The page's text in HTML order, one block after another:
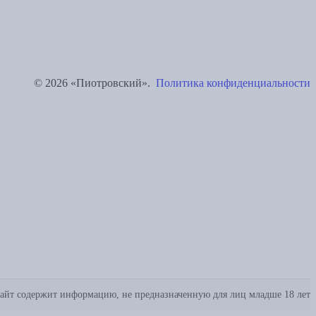
© 2026 «Пиотровский». Политика конфиденциальности
содержит информацию, не предназначенную для лиц младше 18 лет